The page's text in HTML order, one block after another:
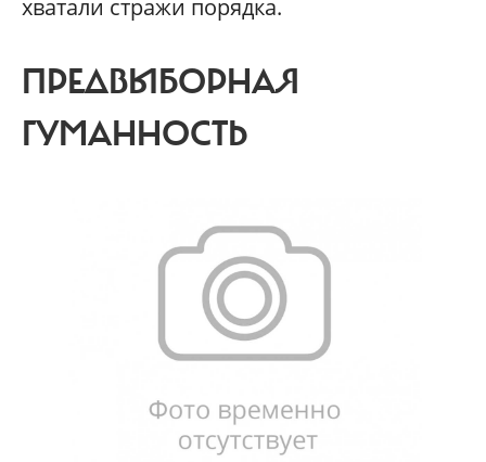
хватали стражи порядка.
ПРЕДВЫБОРНАЯ
ГУМАННОСТЬ